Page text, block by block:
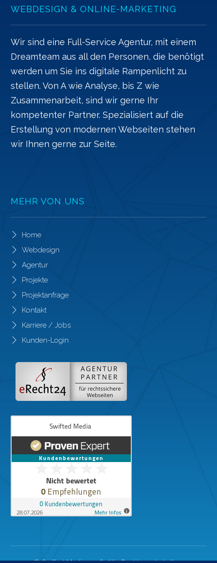
WEBDESIGN & ONLINE-MARKETING
Wir sind eine Full-Service Agentur, mit einem
Dreamteam aus all den Personen, die benötigt
werden um Sie ins digitale Rampenlicht zu
stellen. Von A wie Analyse, bis Z wie
Zusammenarbeit, sind wir gerne Ihr
kompetenter Partner. Spezialisiert auf die
Erstellung von modernen Webseiten stehen
wir Ihnen gerne zur Seite.
MEHR VON UNS
Home
Webdesign
Agentur
Projekte
Projektanfrage
Kontakt
Karriere / Jobs
Kunden-Login